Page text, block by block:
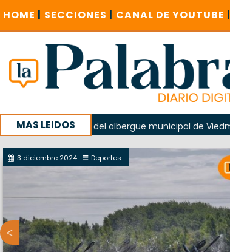
HOME | SECCIONES | CANAL DE YOUTUBE |
MAS LEIDOS
explosión del albergue municipal de Viedma
con un encuentro provincial en Roca
3 diciembre 2024 Deportes